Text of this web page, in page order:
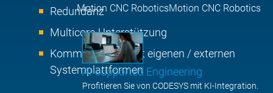
Motion CNC RoboticsMotion CNC Robotics
AI-supported Engineering
Profitieren Sie von CODESYS mit KI-Integration.
Redundanz
Multicore-Unterstützung
Kommunikation mit eigenen / externen
Systemplattformen